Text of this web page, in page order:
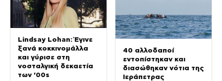
Lindsay Lohan: Έγινε
ξανά κοκκινομάλλα
και γύρισε στη
νοσταλγική δεκαετία
των ’00s
40 αλλοδαποί
εντοπίστηκαν και
διασώθηκαν νότια της
Ιεράπετρας